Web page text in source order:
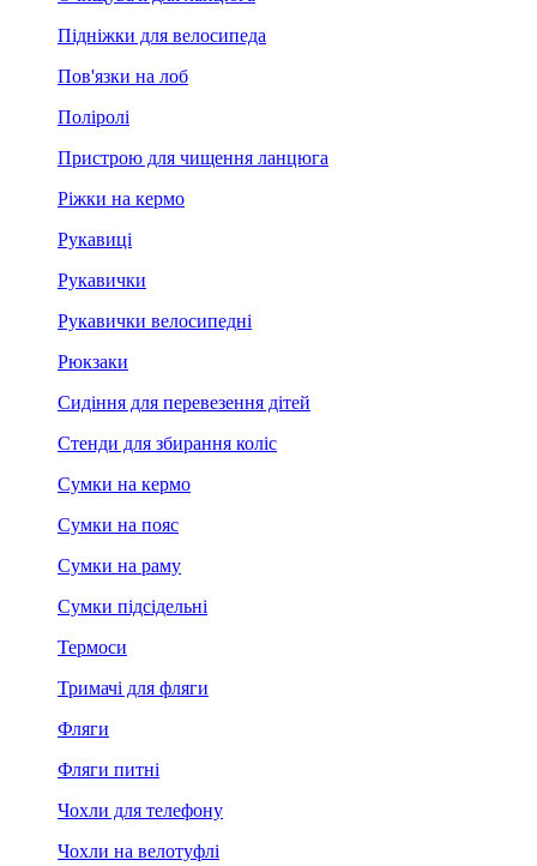
Підніжки для велосипеда
Пов'язки на лоб
Поліролі
Пристрою для чищення ланцюга
Ріжки на кермо
Рукавиці
Рукавички
Рукавички велосипедні
Рюкзаки
Сидіння для перевезення дітей
Стенди для збирання коліс
Сумки на кермо
Сумки на пояс
Сумки на раму
Сумки підсідельні
Термоси
Тримачі для фляги
Фляги
Фляги питні
Чохли для телефону
Чохли на велотуфлі